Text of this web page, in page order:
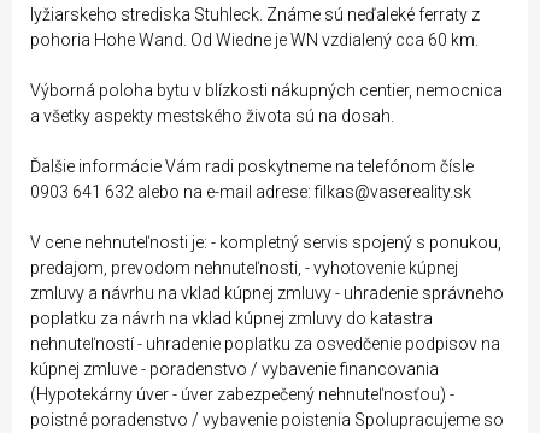
lyžiarskeho strediska Stuhleck. Známe sú neďaleké ferraty z
pohoria Hohe Wand. Od Wiedne je WN vzdialený cca 60 km.
Výborná poloha bytu v blízkosti nákupných centier, nemocnica
a všetky aspekty mestského života sú na dosah.
Ďalšie informácie Vám radi poskytneme na telefónom čísle
0903 641 632 alebo na e-mail adrese: filkas@vasereality.sk
V cene nehnuteľnosti je: - kompletný servis spojený s ponukou,
predajom, prevodom nehnuteľnosti, - vyhotovenie kúpnej
zmluvy a návrhu na vklad kúpnej zmluvy - uhradenie správneho
poplatku za návrh na vklad kúpnej zmluvy do katastra
nehnuteľností - uhradenie poplatku za osvedčenie podpisov na
kúpnej zmluve - poradenstvo / vybavenie financovania
(Hypotekárny úver - úver zabezpečený nehnuteľnosťou) -
poistné poradenstvo / vybavenie poistenia Spolupracujeme so